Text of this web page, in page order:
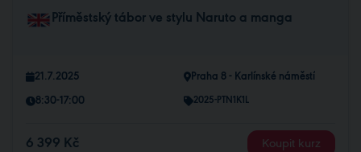
Příměstský tábor ve stylu Naruto a manga
21.7.2025 Praha 8 - Karlínské náměstí
8:30-17:00 2025-PTN1K1L
6 399 Kč Koupit kurz